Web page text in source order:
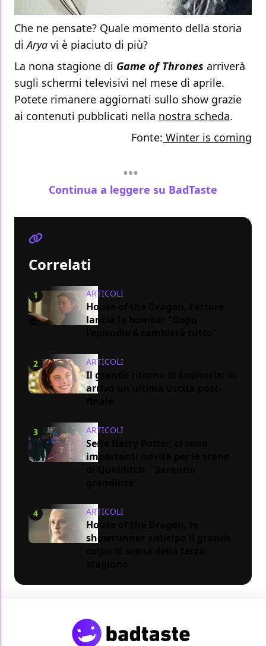
Che ne pensate? Quale momento della storia
diArya vi è piaciuto di più?
La nona stagione di Game of Thrones arriverà
sugli schermi televisivi nel mese di aprile.
Potete rimanere aggiornati sullo show grazie
ai contenuti pubblicati nella nostra scheda.
Fonte: Winter is coming
Continua a leggere su BadTaste
Correlati
1 ARTICOLI
House of the Dragon, l'attore
lancia la bomba: "Dopo
2 ARTICOLI
Il grande ritorno di Euphoria: in
arrivo un’ultima uscita post-
3 ARTICOLI
Serie Harry Potter, ci sono
importanti novità per le scene
4 ARTICOLI
House of the Dragon, lo
showrunner anticipa il grande